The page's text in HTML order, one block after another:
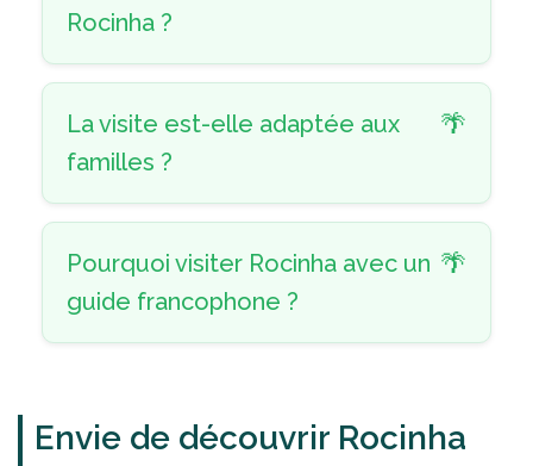
Rocinha ?
La visite est-elle adaptée aux
familles ?
Pourquoi visiter Rocinha avec un
guide francophone ?
Envie de découvrir Rocinha